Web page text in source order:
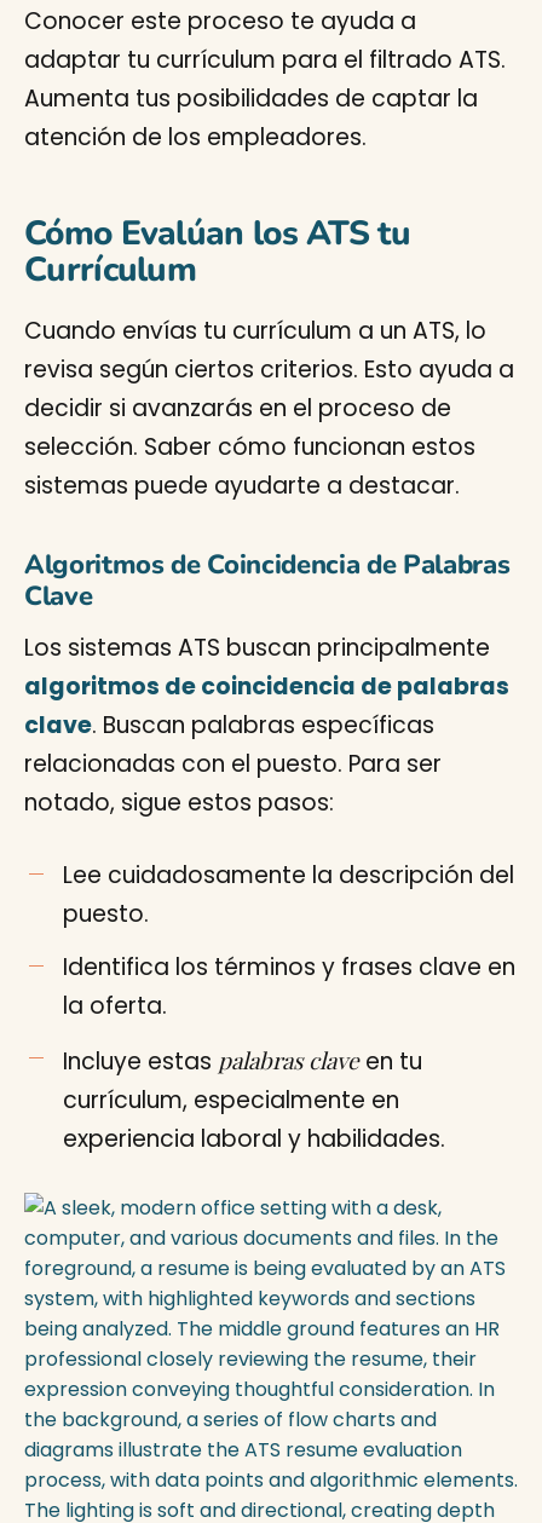
Conocer este proceso te ayuda a
adaptar tu currículum para el filtrado ATS.
Aumenta tus posibilidades de captar la
atención de los empleadores.
Cómo Evalúan los ATS tu
Currículum
Cuando envías tu currículum a un ATS, lo
revisa según ciertos criterios. Esto ayuda a
decidir si avanzarás en el proceso de
selección. Saber cómo funcionan estos
sistemas puede ayudarte a destacar.
Algoritmos de Coincidencia de Palabras
Clave
Los sistemas ATS buscan principalmente
algoritmos de coincidencia de palabras
clave. Buscan palabras específicas
relacionadas con el puesto. Para ser
notado, sigue estos pasos:
Lee cuidadosamente la descripción del
puesto.
Identifica los términos y frases clave en
la oferta.
Incluye estas palabras claveen tu
currículum, especialmente en
experiencia laboral y habilidades.